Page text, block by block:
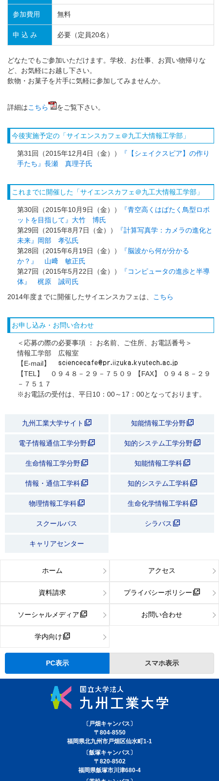
参加費用 無料
申 込 み 必要（定員20名）
どなたでもご参加いただけます。学校、お仕事、お買い物帰りな
ど、お気軽にお越し下さい。
飲物・お菓子を片手に気軽に参加してみませんか。
詳細はこちら をご覧下さい。
今後実施予定の「サイエンスカフェ＠九工大情報工学部」
第31回（2015年12月4日（金））
『【シェイクスピア】の作り
手たち』長瀬 真理子氏
これまでに開催した「サイエンスカフェ＠九工大情報工学部」
第30回（2015年10月9日（金））
『青空高くはばたく鳥型ロボ
ットを目指して』大竹 博氏
第29回（2015年8月7日（金））
『計算写真学：カメラの進化と
未来』岡部 孝弘氏
第28回（2015年6月19日（金））
『脳波から何が分かる
か？』 山﨑 敏正氏
第27回（2015年5月22日（金））
『コンピュータの進歩と半導
体』 梶原 誠司氏
2014年度までに開催したサイエンスカフェは、
こちら
お申し込み・お問い合わせ
＜応募の際の必要事項 ： お名前、ご住所、お電話番号＞
情報工学部 広報室
【E-mail】
【TEL】 ０９４８－２９－７５０９ 【FAX】 ０９４８－２９
－７５１７
※お電話の受付は、平日10：00～17：00となっております。
九州工業大学サイト 知能情報工学分野
電子情報通信工学分野 知的システム工学分野
生命情報工学分野 知能情報工学科
情報・通信工学科 知的システム工学科
物理情報工学科 生命化学情報工学科
スクールバス シラバス
キャリアセンター
ホーム アクセス
資料請求 プライバシーポリシー
ソーシャルメディア お問い合わせ
学内向け
PC表示 スマホ表示
〔戸畑キャンパス〕
〒804-8550
福岡県北九州市戸畑区仙水町1-1
〔飯塚キャンパス〕
〒820-8502
福岡県飯塚市川津680-4